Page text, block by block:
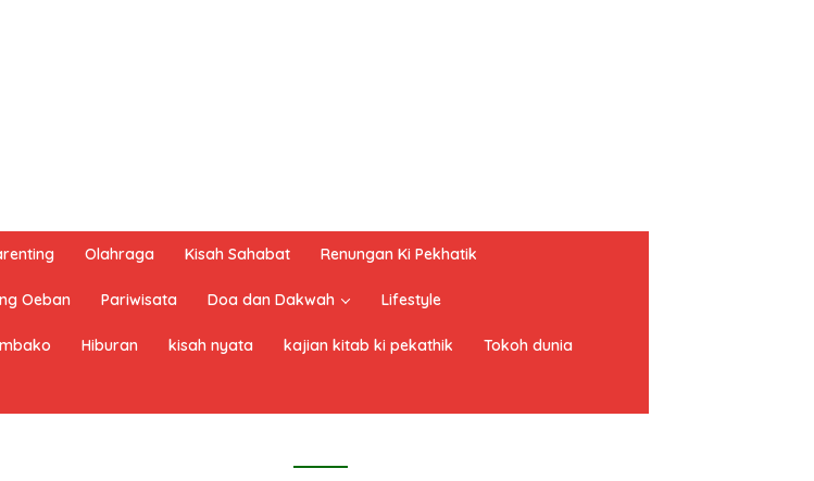
Olahraga Kisah Sahabat Renungan Ki Pekhatik
Oeban Pariwisata Doa dan Dakwah Lifestyle
Hiburan kisah nyata kajian kitab ki pekathik Tokoh dunia